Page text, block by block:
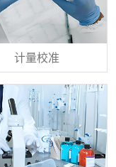
计量校准